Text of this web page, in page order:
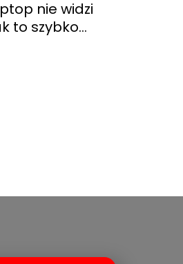
nie widzi
to szybko